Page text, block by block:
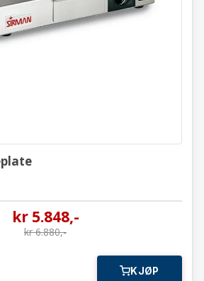
Keramisk stekeplate
TOP CORT VT
kr5.848,-
kr6.880,-
KJØP